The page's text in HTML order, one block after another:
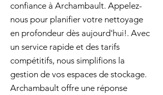
confiance à Archambault. Appelez-
nous pour planifier votre nettoyage
en profondeur dès aujourd'hui!. Avec
un service rapide et des tarifs
compétitifs, nous simplifions la
gestion de vos espaces de stockage.
Archambault offre une réponse